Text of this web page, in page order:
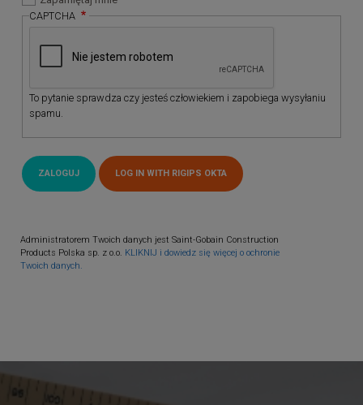
CAPTCHA
To pytanie sprawdza czy jesteś człowiekiem i zapobiega wysyłaniu
spamu.
Administratorem Twoich danych jest Saint-Gobain Construction
Products Polska sp. z o.o. KLIKNIJ i dowiedz się więcej o ochronie
Twoich danych.